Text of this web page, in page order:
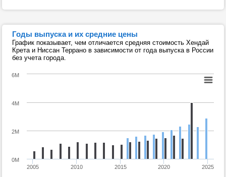
Годы выпуска и их средние цены
График показывает, чем отличается средняя стоимость Хендай
Крета и Ниссан Террано в зависимости от года выпуска в России
без учета города.
2005 2010 2015 2020 2025
0M
2M
4M
6M